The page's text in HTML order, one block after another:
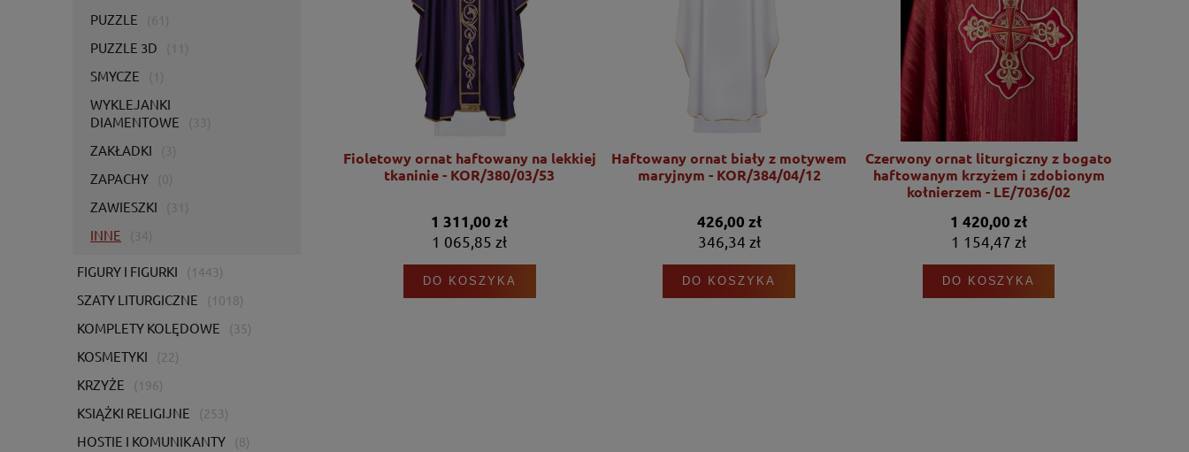
PUZZLE
PUZZLE 3D
SMYCZE
WYKLEJANKI
DIAMENTOWE
ZAKŁADKI
ZAPACHY
ZAWIESZKI
INNE
FIGURY I FIGURKI (1443)
SZATY LITURGICZNE (1018)
KOMPLETY KOLĘDOWE (35)
KOSMETYKI (22)
KRZYŻE (196)
KSIĄŻKI RELIGIJNE (253)
HOSTIE I KOMUNIKANTY (8)
Ornat zielony z bogatym haftem IHS -
DO KOSZYKA
Fioletowy ornat haftowany na lekkiej
tkaninie - KOR/380/03/53
1 311,00 zł
1 065,85 zł
DO KOSZYKA
Haftowany ornat biały z motywem
maryjnym - KOR/384/04/12
426,00 zł
346,34 zł
DO KOSZYKA
Czerwony ornat liturgiczny z bogato
haftowanym krzyżem i zdobionym
kołnierzem - LE/7036/02
1 420,00 zł
1 154,47 zł
DO KOSZYKA